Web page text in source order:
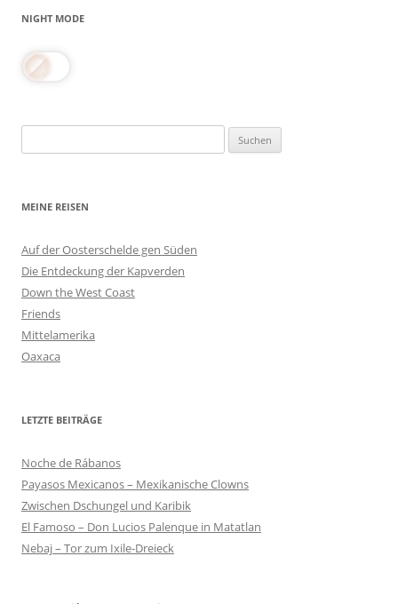
NIGHT MODE
nach:
MEINE REISEN
Auf der Oosterschelde gen Süden
Die Entdeckung der Kapverden
Down the West Coast
Friends
Mittelamerika
Oaxaca
LETZTE BEITRÄGE
Noche de Rábanos
Payasos Mexicanos – Mexikanische Clowns
Zwischen Dschungel und Karibik
El Famoso – Don Lucios Palenque in Matatlan
Nebaj – Tor zum Ixile-Dreieck